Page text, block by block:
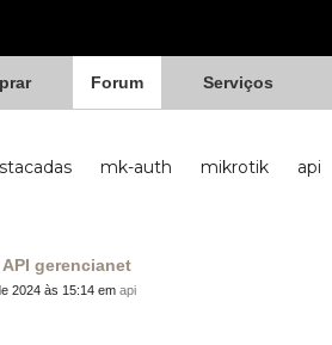
Forum Serviços
mk-auth mikrotik api
gerencianet
2024 às 15:14 em api